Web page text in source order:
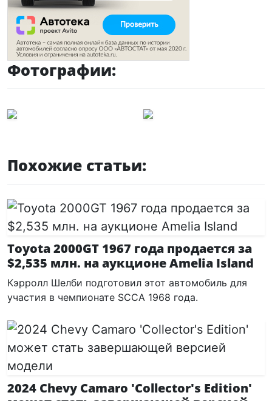
Фотографии:
Похожие статьи:
Toyota 2000GT 1967 года продается за
$2,535 млн. на аукционе Amelia Island
Кэрролл Шелби подготовил этот автомобиль для
участия в чемпионате SCCA 1968 года.
2024 Chevy Camaro 'Collector's Edition'